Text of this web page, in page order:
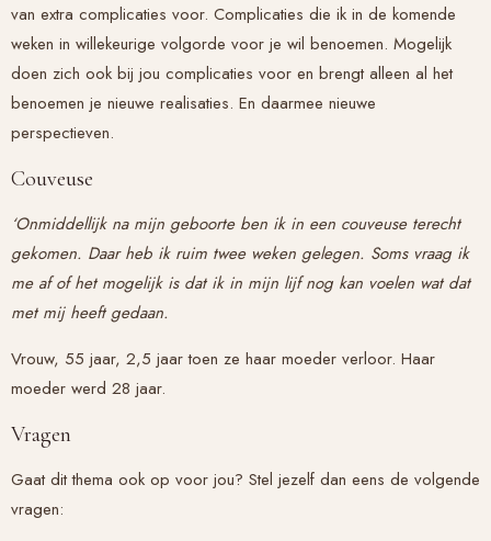
van extra complicaties voor. Complicaties die ik in de komende
weken in willekeurige volgorde voor je wil benoemen. Mogelijk
doen zich ook bij jou complicaties voor en brengt alleen al het
benoemen je nieuwe realisaties. En daarmee nieuwe
perspectieven.
Couveuse
‘Onmiddellijk na mijn geboorte ben ik in een couveuse terecht
gekomen. Daar heb ik ruim twee weken gelegen. Soms vraag ik
me af of het mogelijk is dat ik in mijn lijf nog kan voelen wat dat
met mij heeft gedaan.
Vrouw, 55 jaar, 2,5 jaar toen ze haar moeder verloor. Haar
moeder werd 28 jaar.
Vragen
Gaat dit thema ook op voor jou? Stel jezelf dan eens de volgende
vragen: